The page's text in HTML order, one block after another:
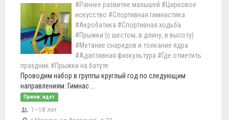
#Раннее развитие малышей #Цирковое
искусство #Спортивная гимнастика
#Акробатика #Спортивная ходьба
#Прыжки (с шестом, в длину, в высоту)
#Метание снарядов и толкание ядра
#Адаптивная физкультура #Где отметить
праздник #Прыжки на батуте
Проводим набор в группы круглый год по следующим
направлениям: Гимнас ...
Прием: идет
1–18 лет